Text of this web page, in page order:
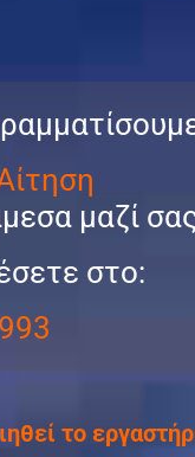
μαζί
στο:
το